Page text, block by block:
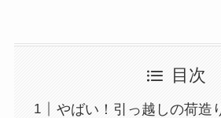
目次
やばい！引っ越しの荷造